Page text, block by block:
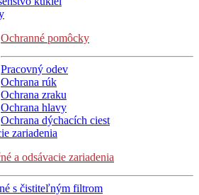
Ochranné pomôcky
Pracovný odev
Ochrana rúk
Ochrana zraku
Ochrana hlavy
Ochrana dýchacích ciest
zariadenia
a odsávacie zariadenia
s čistiteľným filtrom